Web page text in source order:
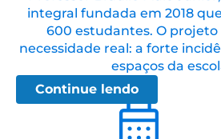
integral fundada em 2018
600 estudantes. O projeto
necessidade real: a forte
espaços da
Continue lendo